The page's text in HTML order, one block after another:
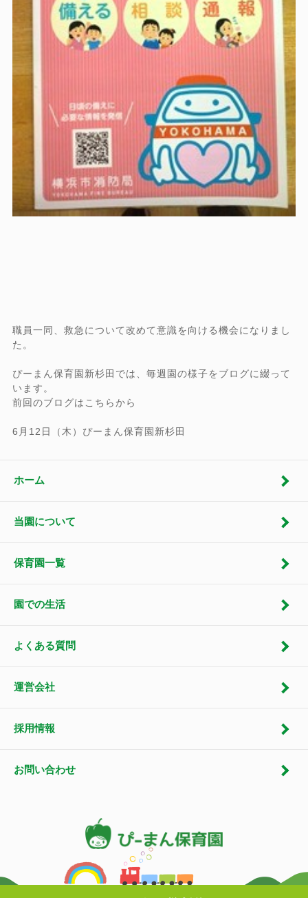
職員一同、救急について改めて意識を向ける機会になりまし
た。
ぴーまん保育園新杉田では、毎週園の様子をブログに綴って
います。
前回のブログはこちらから
6月12日（木）ぴーまん保育園新杉田
ホーム
当園について
保育園一覧
園での生活
よくある質問
運営会社
採用情報
お問い合わせ